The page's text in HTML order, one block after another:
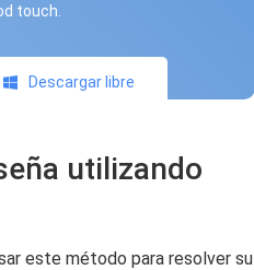
touch.
Descargar libre
utilizando
este método para resolver su